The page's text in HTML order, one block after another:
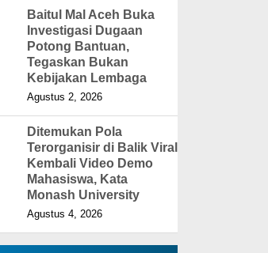
Baitul Mal Aceh Buka
Investigasi Dugaan
Potong Bantuan,
Tegaskan Bukan
Kebijakan Lembaga
Agustus 2, 2026
Ditemukan Pola
Terorganisir di Balik Viral
Kembali Video Demo
Mahasiswa, Kata
Monash University
Agustus 4, 2026